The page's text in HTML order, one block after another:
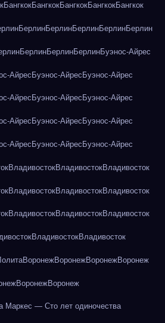
БангкокБангкокБангкокБангкокБангкок
БерлинБерлинБерлинБерлинБерлин
БерлинБерлинБерлинБуэнос-Айрес
АйресБуэнос-АйресБуэнос-Айрес
Айрес Буэнос-Айрес Буэнос-Айрес
Айрес Буэнос-Айрес Буэнос-Айрес
Айрес Буэнос-Айрес Буэнос-Айрес
ВладивостокВладивостокВладивосток
ВладивостокВладивостокВладивосток
ВладивостокВладивостокВладивосток
ВладивостокВладивосток
ВоронежВоронежВоронежВоронеж
ВоронежВоронеж
Маркес — Сто лет одиночества